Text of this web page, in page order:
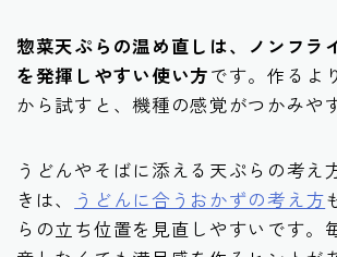
惣菜天ぷらの温め直しは、ノンフラ
を発揮しやすい使い方です。作るよ
から試すと、機種の感覚がつかみや
うどんやそばに添える天ぷらの考え
きは、
うどんに合うおかずの考え方
らの立ち位置を見直しやすいです。